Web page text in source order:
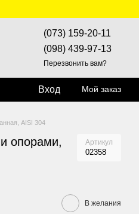
(073) 159-20-11
(098) 439-97-13
Перезвонить вам?
Вход Мой заказ
AISI 304
опорами,
Артикул
02358
В желания